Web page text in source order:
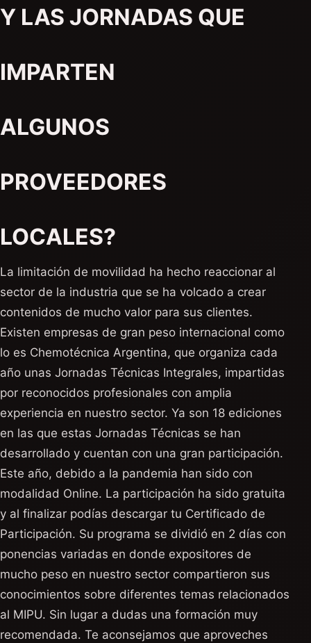
Y LAS JORNADAS QUE
IMPARTEN
ALGUNOS
PROVEEDORES
LOCALES?
La limitación de movilidad ha hecho reaccionar al
sector de la industria que se ha volcado a crear
contenidos de mucho valor para sus clientes.
Existen empresas de gran peso internacional como
lo es Chemotécnica Argentina, que organiza cada
año unas Jornadas Técnicas Integrales, impartidas
por reconocidos profesionales con amplia
experiencia en nuestro sector. Ya son 18 ediciones
en las que estas Jornadas Técnicas se han
desarrollado y cuentan con una gran participación.
Este año, debido a la pandemia han sido con
modalidad Online. La participación ha sido gratuita
y al finalizar podías descargar tu Certificado de
Participación. Su programa se dividió en 2 días con
ponencias variadas en donde expositores de
mucho peso en nuestro sector compartieron sus
conocimientos sobre diferentes temas relacionados
al MIPU. Sin lugar a dudas una formación muy
recomendada. Te aconsejamos que aproveches